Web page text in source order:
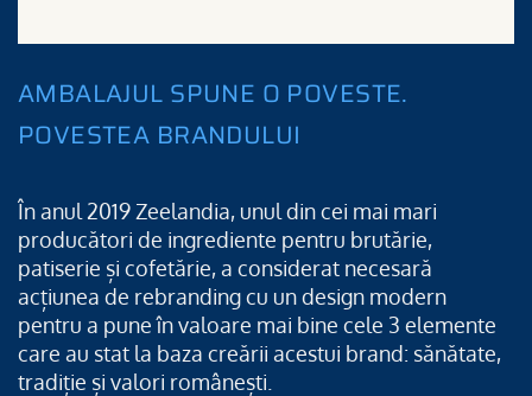
AMBALAJUL SPUNE O POVESTE.
POVESTEA BRANDULUI
În anul 2019 Zeelandia, unul din cei mai mari
producători de ingrediente pentru brutărie,
patiserie și cofetărie, a considerat necesară
acțiunea de rebranding cu un design modern
pentru a pune în valoare mai bine cele 3 elemente
care au stat la baza creării acestui brand: sănătate,
tradiție și valori românești.